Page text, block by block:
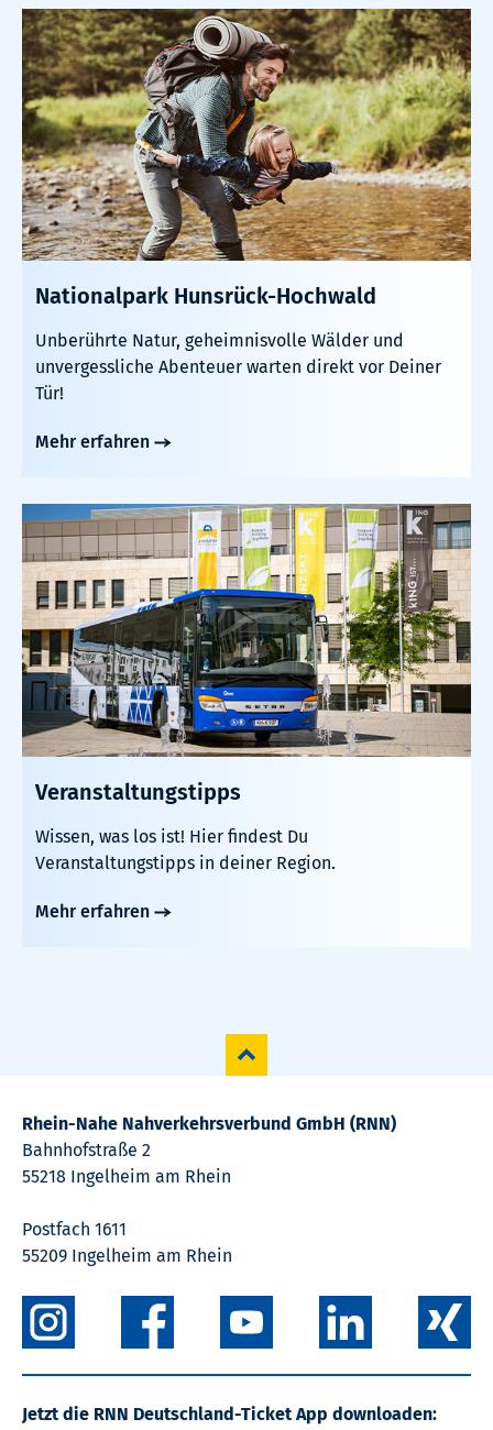
Nationalpark Hunsrück-Hochwald
Unberührte Natur, geheimnisvolle Wälder und
unvergessliche Abenteuer warten direkt vor Deiner
Tür!
Mehr erfahren
Veranstaltungstipps
Wissen, was los ist! Hier findest Du
Veranstaltungstipps in deiner Region.
Mehr erfahren
Rhein-Nahe Nahverkehrsverbund GmbH (RNN)
Bahnhofstraße 2
55218 Ingelheim am Rhein
Postfach 1611
55209 Ingelheim am Rhein
Jetzt die RNN Deutschland-Ticket App downloaden: